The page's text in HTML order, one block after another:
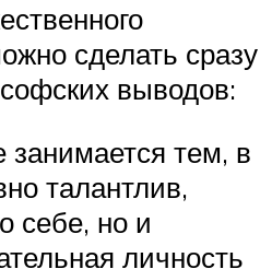
сделать сразу
выводов:
занимается тем, в
талантлив,
себе, но и
личность